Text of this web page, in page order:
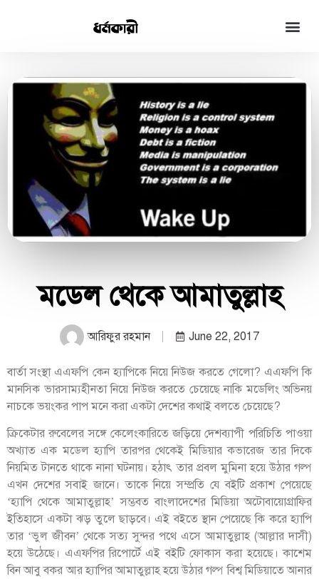
মডেল থেকে আমাতুল্লাহ
আরিফুর রহমান June 22, 2017
বার্তা সংস্থা এএফপি কেন হ্যাপিকে নিয়ে নিউজ করতে গেলো? এএফপি কি
মানসিক ভারসাম্যহীনতা নিয়ে নিউজ করতে চেয়েছে নাকি মডেলিং অভিনয়
নাচকে ভয়ংকর পাপ মনে করা একটা দেশের কথাই বলতে চেয়েছে?
ক্রিকেটার রুবেলের সঙ্গে কেলেংকারিতে জড়িয়ে দেশব্যাপী পরিচিতি পাওয়া
অখ্যাত এক মডেল হ্যাপি তারপর থেকেই মিডিয়ার কভারেজ তার দিকে
নিয়মিত টানতে থাকে নানা ঘটনায়। হঠাৎ তার প্রবল মুমিনা হয়ে উঠার গল্প
এখন দেশের সবাই জানে। তাকে নিয়ে সম্প্রতি যে বইটি প্রকাশ পেয়েছে
‘হ্যাপি থেকে আমাতুল্লাহ’ সম্ভবত বাংলাদেশের মিডিয়া অটোবায়োগ্রাফির
ইতিহাসে একটা ঝড় তুলে ছাড়বে। এই বইতে স্থান পেয়েছে কি করে হ্যাপি
তার ‘ভুল জীবন’ থেকে সত্য সুন্দর পথে এসে আমাতুল্লাহ (আল্লার দাসী)
হয়ে উঠেছে। এএফপির রিপোর্টে এই বইটি ফোকাস করা হয়েছে। কাশেম
বিন আবু বকর আর হ্যাপির আমাতুল্লাহ হয়ে উঠার গল্প বিশ্ব মিডিয়াতে আনার